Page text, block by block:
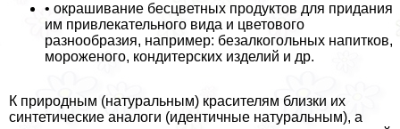
• окрашивание бесцветных продуктов для придания
им привлекательного вида и цветового
разнообразия, например: безалкогольных напитков,
мороженого, кондитерских изделий и др.
К природным (натуральным) красителям близки их
синтетические аналоги (идентичные натуральным), а